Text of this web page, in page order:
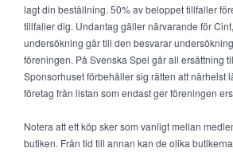
lagt din beställning. 50% av beloppet tillfaller
tillfaller dig. Undantag gäller närvarande för
undersökning går till den besvarar
föreningen. På Svenska Spel går all ersättning
Sponsorhuset förbehåller sig rätten att närhelst
företag från listan som endast ger föreningen
Notera att ett köp sker som vanligt mellan
butiken. Från tid till annan kan de olika